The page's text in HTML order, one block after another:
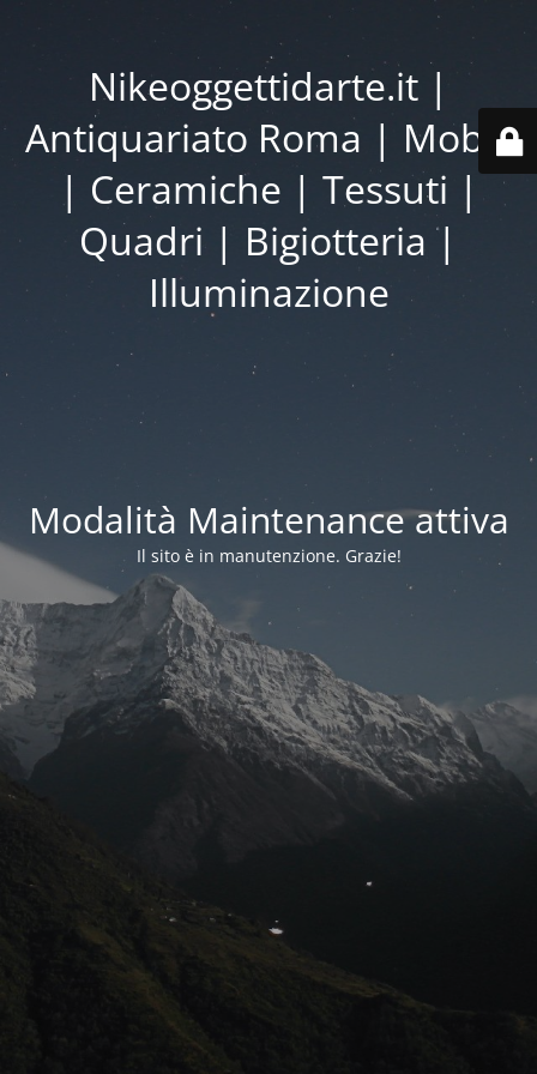
Nikeoggettidarte.it |
Antiquariato Roma | Mobili
| Ceramiche | Tessuti |
Quadri | Bigiotteria |
Illuminazione
Modalità Maintenance attiva
Il sito è in manutenzione. Grazie!